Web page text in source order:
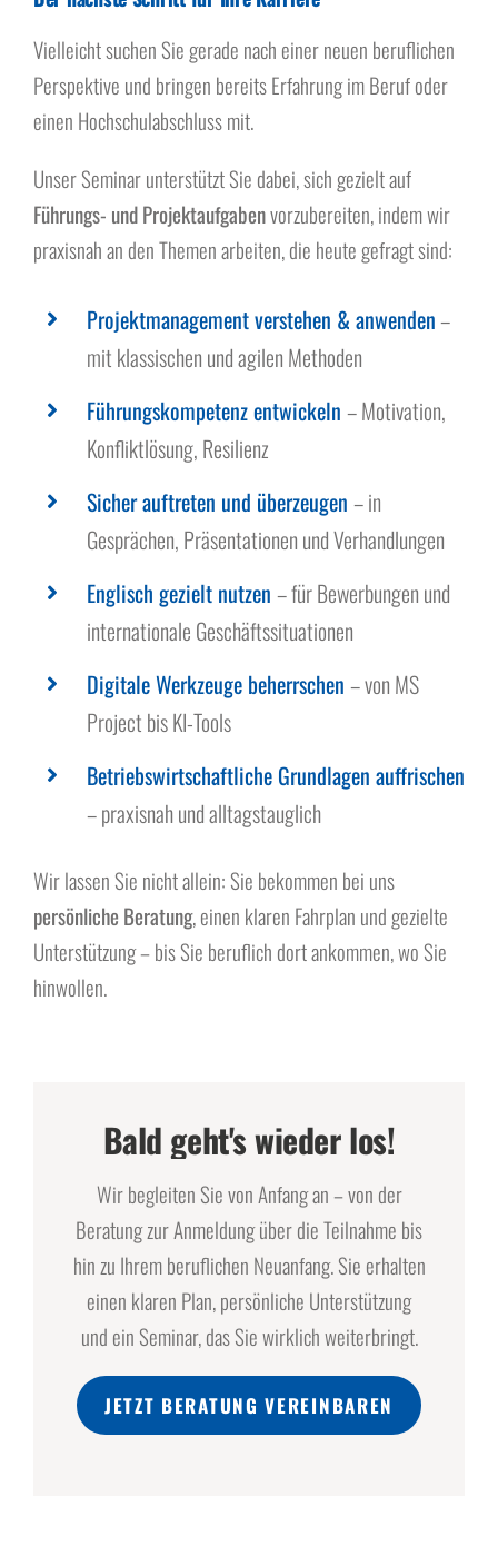
Über uns
Vielleicht suchen Sie gerade nach einer neuen beruflichen
Perspektive und bringen bereits Erfahrung im Beruf oder
einen Hochschulabschluss mit.
Unser Seminar unterstützt Sie dabei, sich gezielt auf
Führungs- und Projektaufgabenvorzubereiten, indem wir
praxisnah an den Themen arbeiten, die heute gefragt sind:
Projektmanagement verstehen & anwenden–
mit klassischen und agilen Methoden
Führungskompetenz entwickeln – Motivation,
Konfliktlösung, Resilienz
Sicher auftreten und überzeugen – in
Gesprächen, Präsentationen und Verhandlungen
Englisch gezielt nutzen – für Bewerbungen und
internationale Geschäftssituationen
Digitale Werkzeuge beherrschen – von MS
Project bis KI-Tools
Betriebswirtschaftliche Grundlagen auffrischen
– praxisnah und alltagstauglich
Wir lassen Sie nicht allein: Sie bekommen bei uns
persönliche Beratung, einen klaren Fahrplan und gezielte
Unterstützung – bis Sie beruflich dort ankommen, wo Sie
hinwollen.
Bald geht's wieder los!
Wir begleiten Sie von Anfang an – von der
Beratung zur Anmeldung über die Teilnahme bis
hin zu Ihrem beruflichen Neuanfang. Sie erhalten
einen klaren Plan, persönliche Unterstützung
und ein Seminar, das Sie wirklich weiterbringt.
JETZT BERATUNG VEREINBAREN